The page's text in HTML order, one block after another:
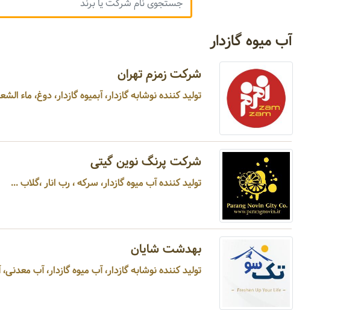
آب میوه گازدار
شرکت زمزم تهران
تولید کننده نوشابه گازدار، آبمیوه گازدار، دوغ، ماء
شرکت پرنگ نوین گیتی
تولید کننده آب میوه گازدار، سرکه ، رب انار ،گلاب ...
بهدشت شایان
تولید کننده نوشابه گازدار، آب میوه گازدار، آب